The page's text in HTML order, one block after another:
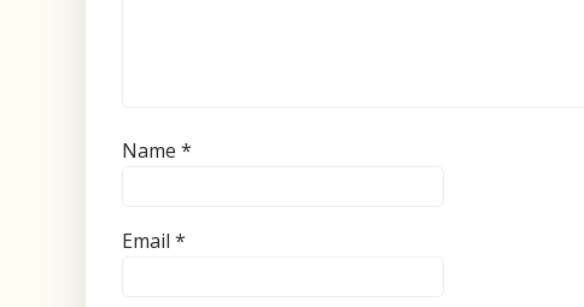
Name *
Email *